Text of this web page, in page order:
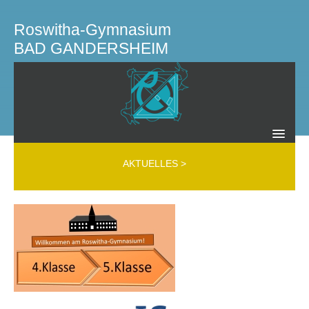
Roswitha-Gymnasium
BAD GANDERSHEIM
Mobbing Interventions Team (MIT)
Beratungslehrer
Schülerfirma
Schülervertretung
Schulelternrat
Elternverein
AKTUELLES >